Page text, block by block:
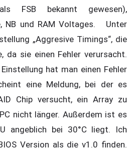
FSB bekannt gewesen),
NB und RAM Voltages. Unter
„Aggresive Timings“, die
sie einen Fehler verursacht.
hat man einen Fehler
eine Meldung, bei der es
Chip versucht, ein Array zu
nicht länger. Außerdem ist es
angeblich bei 30°C liegt. Ich
Version als die v1.0 finden.